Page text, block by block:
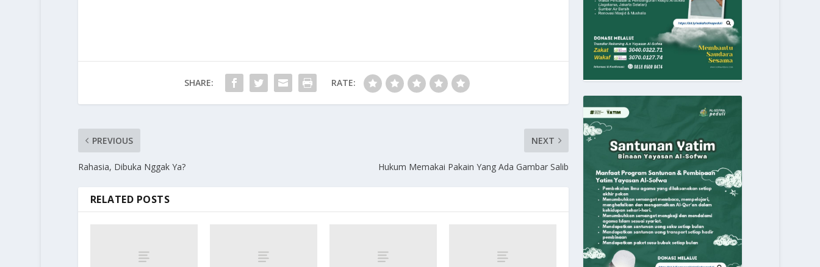
SHARE: RATE:
PREVIOUS
Rahasia, Dibuka Nggak Ya?
NEXT
Hukum Memakai Pakain Yang Ada Gambar Salib
RELATED POSTS